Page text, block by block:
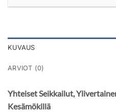
KUVAUS
ARVIOT (0)
Yhteiset Seikkailut,
Kesämökillä